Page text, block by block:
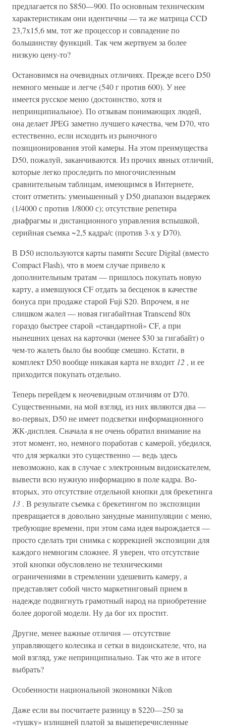
предлагается по $850—900. По основным техническим
характеристикам они идентичны — та же матрица CCD
23,7х15,6 мм, тот же процессор и совпадение по
большинству функций. Так чем жертвуем за более
низкую цену-то?
Остановимся на очевидных отличиях. Прежде всего D50
немного меньше и легче (540 г против 600). У нее
имеется русское меню (достоинство, хотя и
непринципиальное). По отзывам понимающих людей,
она делает JPEG заметно лучшего качества, чем D70, что
естественно, если исходить из рыночного
позиционирования этой камеры. На этом преимущества
D50, пожалуй, заканчиваются. Из прочих явных отличий,
которые легко проследить по многочисленным
сравнительным таблицам, имеющимся в Интернете,
стоит отметить: уменьшенный у D50 диапазон выдержек
(1/4000 с против 1/8000 с); отсутствие репетира
диафрагмы и дистанционного управления вспышкой,
серийная съемка ~2,5 кадра/с (против 3-х у D70).
В D50 используются карты памяти Secure Digital (вместо
Compact Flash), что в моем случае привело к
дополнительным тратам — пришлось покупать новую
карту, а имевшуюся CF отдать за бесценок в качестве
бонуса при продаже старой Fuji S20. Впрочем, я не
слишком жалел — новая гигабайтная Transcend 80х
гораздо быстрее старой «стандартной» CF, а при
нынешних ценах на карточки (менее $30 за гигабайт) о
чем-то жалеть было бы вообще смешно. Кстати, в
комплект D50 вообще никакая карта не входит 12 , и ее
приходится покупать отдельно.
Теперь перейдем к неочевидным отличиям от D70.
Существенными, на мой взгляд, из них являются два —
во-первых, D50 не имеет подсветки информационного
ЖК-дисплея. Сначала я не очень обратил внимание на
этот момент, но, немного поработав с камерой, убедился,
что для зеркалки это существенно — ведь здесь
невозможно, как в случае с электронным видоискателем,
вывести всю нужную информацию в поле кадра. Во-
вторых, это отсутствие отдельной кнопки для брекетинга
13 . В результате съемка с брекетингом по экспозиции
превращается в довольно занудные манипуляции с меню,
требующие времени, при этом сама идея вырождается —
просто сделать три снимка с коррекцией экспозиции для
каждого немногим сложнее. Я уверен, что отсутствие
этой кнопки обусловлено не техническими
ограничениями в стремлении удешевить камеру, а
представляет собой чисто маркетинговый прием в
надежде подвигнуть грамотный народ на приобретение
более дорогой модели. Ну да бог их простит.
Другие, менее важные отличия — отсутствие
управляющего колесика и сетки в видоискателе, что, на
мой взгляд, уже непринципиально. Так что же в итоге
выбрать?
Особенности национальной экономики Nikon
Даже если вы посчитаете разницу в $220—250 за
«тушку» излишней платой за вышеперечисленные